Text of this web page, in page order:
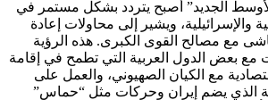
الجديد” أصبح يتردد بشكل مستمر في
والإسرائيلية، ويشير إلى محاولات إعادة
مع مصالح القوى الكبرى. هذه الرؤية
مع بعض الدول العربية التي تطمح في إقامة
مع الكيان الصهيوني، والعمل على
الذي يضم إيران وحركات مثل “حماس”